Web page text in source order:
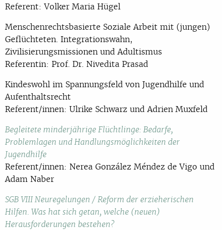
Referent: Volker Maria Hügel
Menschenrechtsbasierte Soziale Arbeit mit (jungen)
Geflüchteten. Integrationswahn,
Zivilisierungsmissionen und Adultismus
Referentin: Prof. Dr. Nivedita Prasad
Kindeswohl im Spannungsfeld von Jugendhilfe und
Aufenthaltsrecht
Referent/innen: Ulrike Schwarz und Adrien Muxfeld
Begleitete minderjährige Flüchtlinge: Bedarfe,
Problemlagen und Handlungsmöglichkeiten der
Jugendhilfe
Referent/innen: Nerea González Méndez de Vigo und
Adam Naber
SGB VIII Neuregelungen / Reform der erzieherischen
Hilfen. Was hat sich getan, welche (neuen)
Herausforderungen bestehen?